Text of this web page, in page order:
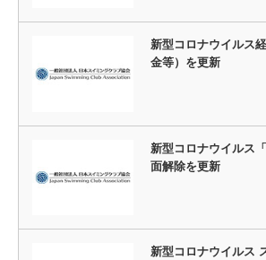
新型コロナウイルス
金等）を更新
新型コロナウイルス
面解除を更新
新型コロナウイルス